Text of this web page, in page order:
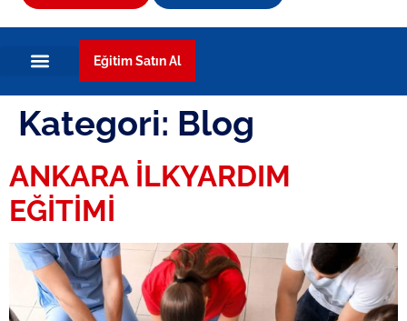
Eğitim Satın Al
Kategori: Blog
ANKARA İLKYARDIM
EĞİTİMİ